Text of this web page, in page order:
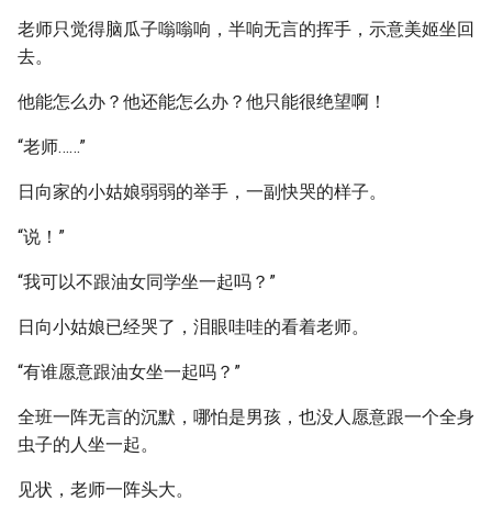
老师只觉得脑瓜子嗡嗡响，半响无言的挥手，示意美姬坐回
去。
他能怎么办？他还能怎么办？他只能很绝望啊！
“老师……”
日向家的小姑娘弱弱的举手，一副快哭的样子。
“说！”
“我可以不跟油女同学坐一起吗？”
日向小姑娘已经哭了，泪眼哇哇的看着老师。
“有谁愿意跟油女坐一起吗？”
全班一阵无言的沉默，哪怕是男孩，也没人愿意跟一个全身
虫子的人坐一起。
见状，老师一阵头大。